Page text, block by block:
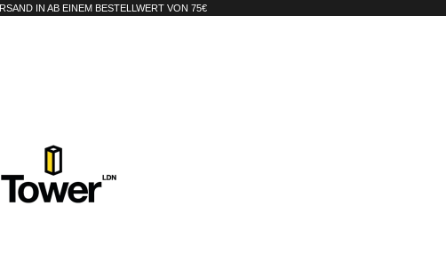
IN AB EINEM BESTELLWERT VON 75€
Tower-London.De